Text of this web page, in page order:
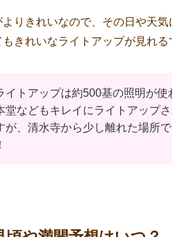
りきれいなので、その日や天気
きれいなライトアップが見れる
イトアップは約500基の照明が
堂などもキレイにライトアップ
が、清水寺から少し離れた場所